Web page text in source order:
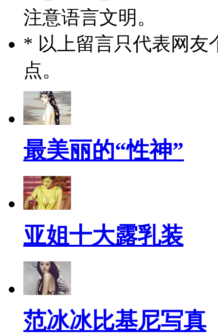
注意语言文明。
* 以上留言只代表网友
点。
最美丽的“性神”
亚姐十大露乳装
范冰冰比基尼写真